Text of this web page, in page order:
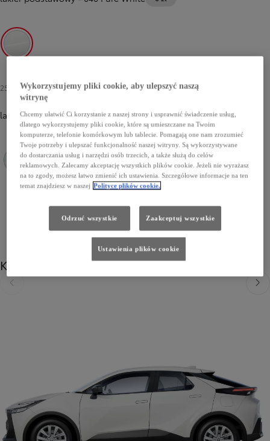
2500 zł-3500 zł
lakier metalizowany
089 Platinum White Pearl
209 Eclipse Black1L0 Shimmering Silver
785 Dark Teal3U5 Imperial Red1M2 Storm Grey8N8 Dark Blue
Koła
Poprzedni
Wykorzystujemy pliki cookie, aby ulepszyć naszą
witrynę
Chcemy ułatwić Ci korzystanie z naszej strony i usprawnić świadczenie usług,
dlatego wykorzystujemy pliki cookie, które są umieszczane na Twoim
komputerze, telefonie komórkowym lub tablecie. Pomagają one nam zrozumieć
Twoje potrzeby i ulepszać funkcjonalność naszej witryny. Są wykorzystywane
do dostarczania usług i narzędzi osób trzecich, a także służą do celów
reklamowych. Zalecamy akceptację wszystkich plików cookie. Jeżeli nie wyrażasz
na to zgody, możesz łatwo zmienić ich ustawienia. Szczegółowe informacje na ten
temat znajdziesz w naszej Polityce plików cookie.
Odrzuć wszystkie Zaakceptuj wszystkie
Ustawienia plików cookie